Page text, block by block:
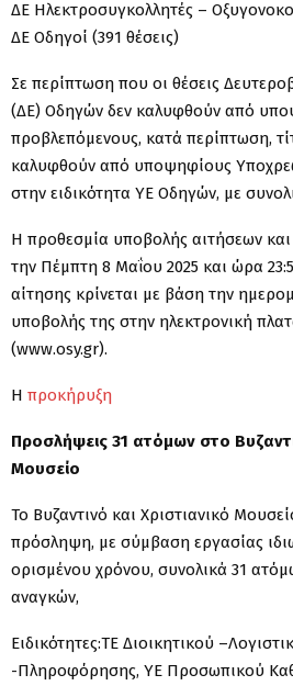
ΔΕ Ηλεκτροσυγκολλητές –
ΔΕ Οδηγοί (391 θέσεις)
Σε περίπτωση που οι θέσεις
(ΔΕ) Οδηγών δεν καλυφθούν από
προβλεπόμενους, κατά περίπτωση,
καλυφθούν από υποψηφίους
στην ειδικότητα ΥΕ Οδηγών, με
Η προθεσμία υποβολής αιτήσεων και
την Πέμπτη 8 Μαΐου 2025 και ώρα
αίτησης κρίνεται με βάση την
υποβολής της στην ηλεκτρονική
(www.osy.gr).
Η προκήρυξη
Προσλήψεις 31 ατόμων στο
Μουσείο
Το Βυζαντινό και Χριστιανικό
πρόσληψη, με σύμβαση εργασίας
ορισμένου χρόνου, συνολικά 31
αναγκών,
Ειδικότητες:ΤΕ Διοικητικού
-Πληροφόρησης, ΥΕ Προσωπικού